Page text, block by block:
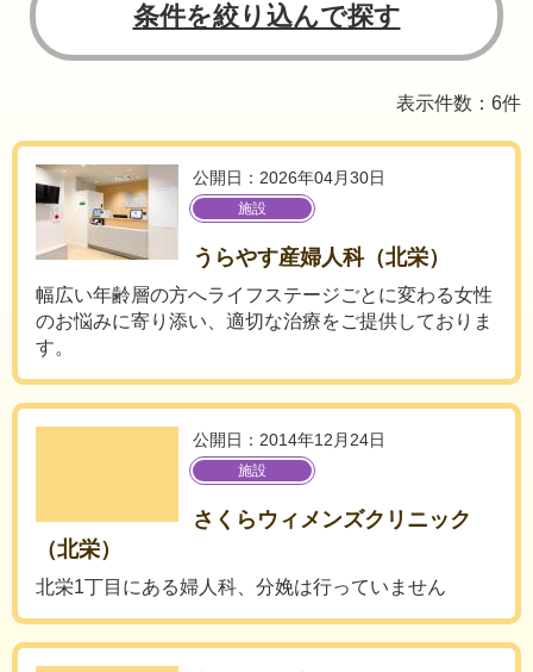
条件を絞り込んで探す
表示件数：6件
公開日：2026年04月30日
施設
うらやす産婦人科（北栄）
幅広い年齢層の方へライフステージごとに変わる女性
のお悩みに寄り添い、適切な治療をご提供しておりま
す。
公開日：2014年12月24日
施設
さくらウィメンズクリニック
（北栄）
北栄1丁目にある婦人科、分娩は行っていません